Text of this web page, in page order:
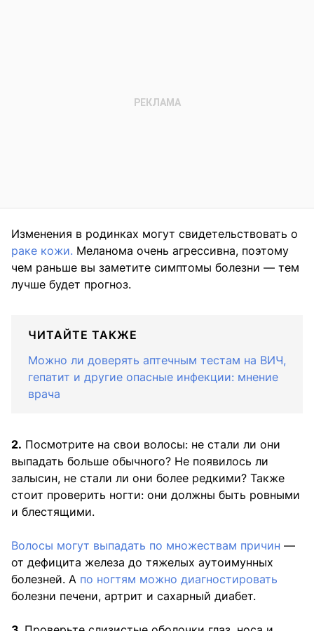
Изменения в родинках могут свидетельствовать о
раке кожи. Меланома очень агрессивна, поэтому
чем раньше вы заметите симптомы болезни — тем
лучше будет прогноз.
ЧИТАЙТЕ ТАКЖЕ
Можно ли доверять аптечным тестам на ВИЧ,
гепатит и другие опасные инфекции: мнение
врача
2. Посмотрите на свои волосы: не стали ли они
выпадать больше обычного? Не появилось ли
залысин, не стали ли они более редкими? Также
стоит проверить ногти: они должны быть ровными
и блестящими.
Волосы могут выпадать по множествам причин —
от дефицита железа до тяжелых аутоимунных
болезней. А по ногтям можно диагностировать
болезни печени, артрит и сахарный диабет.